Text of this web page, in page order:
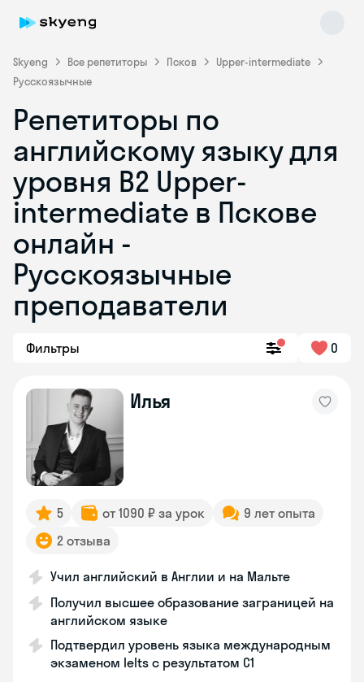
Skyeng Все репетиторы Псков
Upper-intermediate
Русскоязычные
Репетиторы по
английскому языку для
уровня B2 Upper-
intermediate в Пскове
онлайн -
Русскоязычные
преподаватели
Фильтры 0
Илья
5 от 1090 ₽ за урок
9 лет опыта
2 отзыва
Учил английский в Англии и на Мальте
Получил высшее образование заграницей на
английском языке
Подтвердил уровень языка международным
экзаменом Ielts с результатом C1
Skyeng Chat